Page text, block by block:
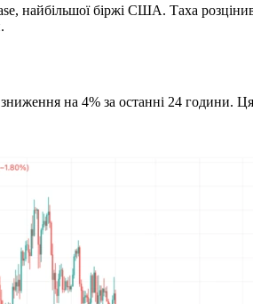
найбільшої біржі США. Таха
на 4% за останні 24 години.